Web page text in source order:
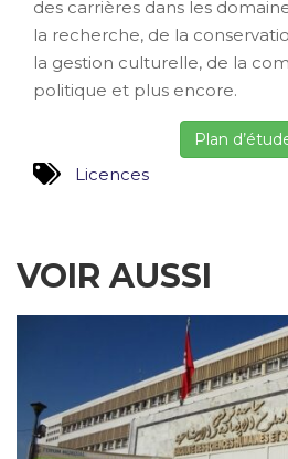
des carrières dans les
la recherche, de la
la gestion culturelle, de la
politique et plus encore.
Plan
Licences
VOIR AUSSI